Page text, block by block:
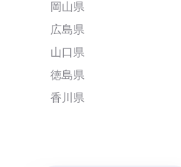
岡山県
広島県
山口県
徳島県
香川県